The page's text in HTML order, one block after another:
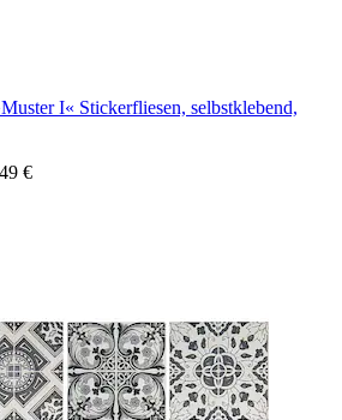
I« Stickerfliesen, selbstklebend,
€